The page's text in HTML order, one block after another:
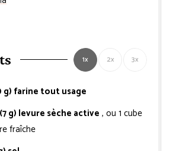
1x 2x 3x
g) farine tout usage
(7 g) levure sèche active , ou 1 cube
fraîche